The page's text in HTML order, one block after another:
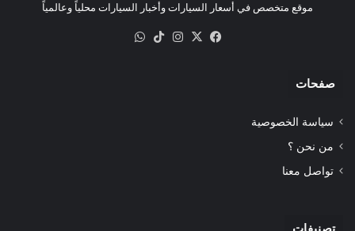
موقع متخصص في أسعار السيارات وأخبار السيارات محلياً وعالمياً
فيسبوك
‫X انستقرام‫TikTok
صفحات
سياسة الخصوصية
من نحن ؟
تواصل معنا
تصنيفات